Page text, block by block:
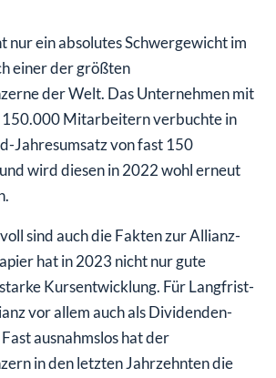
weiterhin mit der Dividende
nur ein absolutes Schwergewicht im
einer der größten
der Welt. Das Unternehmen mit
Mitarbeitern verbuchte in
Jahresumsatz von fast 150
wird diesen in 2022 wohl erneut
sind auch die Fakten zur Allianz-
hat in 2023 nicht nur gute
Kursentwicklung. Für Langfrist-
vor allem auch als Dividenden-
ausnahmslos hat der
in den letzten Jahrzehnten die